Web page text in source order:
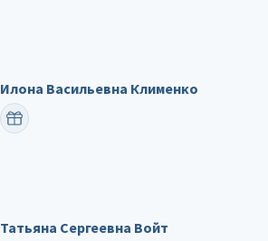
Илона Васильевна Клименко
ПОЗДРАВИТЬ
Татьяна Сергеевна Войт